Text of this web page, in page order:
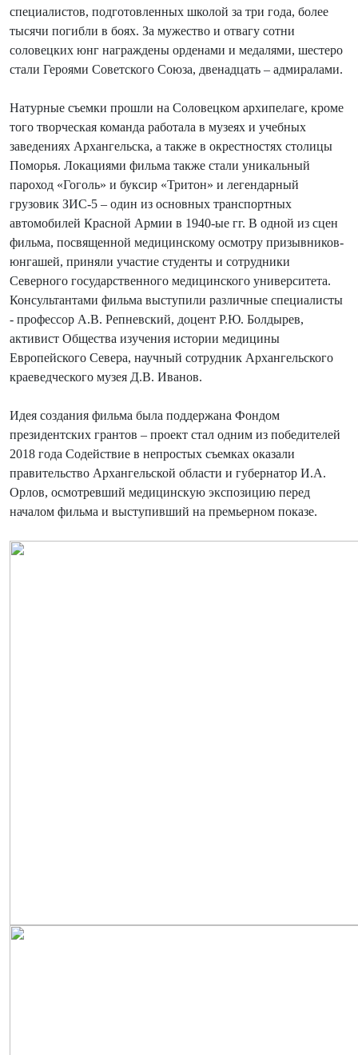
специалистов, подготовленных школой за три года, более
тысячи погибли в боях. За мужество и отвагу сотни
соловецких юнг награждены орденами и медалями, шестеро
стали Героями Советского Союза, двенадцать – адмиралами.
Натурные съемки прошли на Соловецком архипелаге, кроме
того творческая команда работала в музеях и учебных
заведениях Архангельска, а также в окрестностях столицы
Поморья. Локациями фильма также стали уникальный
пароход «Гоголь» и буксир «Тритон» и легендарный
грузовик ЗИС-5 – один из основных транспортных
автомобилей Красной Армии в 1940-ые гг. В одной из сцен
фильма, посвященной медицинскому осмотру призывников-
юнгашей, приняли участие студенты и сотрудники
Северного государственного медицинского университета.
Консультантами фильма выступили различные специалисты
- профессор А.В. Репневский, доцент Р.Ю. Болдырев,
активист Общества изучения истории медицины
Европейского Севера, научный сотрудник Архангельского
краеведческого музея Д.В. Иванов.
Идея создания фильма была поддержана Фондом
президентских грантов – проект стал одним из победителей
2018 года Содействие в непростых съемках оказали
правительство Архангельской области и губернатор И.А.
Орлов, осмотревший медицинскую экспозицию перед
началом фильма и выступивший на премьерном показе.